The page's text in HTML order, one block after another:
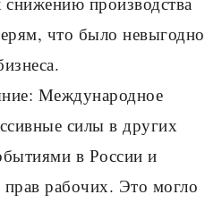
что было невыгодно
Международное
силы в других
в России и
рабочих. Это могло